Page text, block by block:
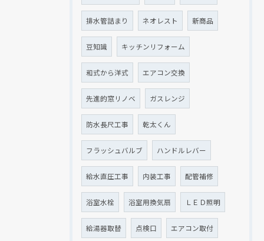
排水管詰まり ネオレスト 新商品
豆知識 キッチンリフォーム
和式から洋式 エアコン交換
先進的窓リノベ ガスレンジ
防水長尺工事 乾太くん
フラッシュバルブ ハンドルレバー
給水直圧工事 内装工事 配管補修
浴室水栓 浴室用換気扇 ＬＥＤ照明
給湯器取替 点検口 エアコン取付